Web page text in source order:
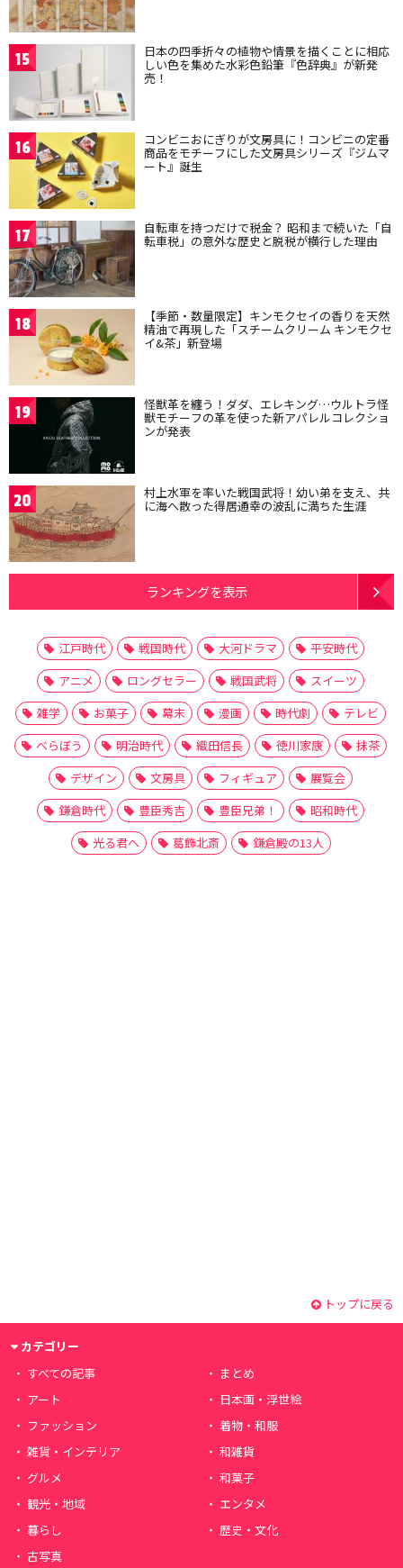
15 日本の四季折々の植物や情景を描くことに相応
しい色を集めた水彩色鉛筆『色辞典』が新発
売！
16 コンビニおにぎりが文房具に！コンビニの定番
商品をモチーフにした文房具シリーズ『ジムマ
ート』誕生
17 自転車を持つだけで税金？ 昭和まで続いた「自
転車税」の意外な歴史と脱税が横行した理由
18 【季節・数量限定】キンモクセイの香りを天然
精油で再現した「スチームクリーム キンモクセ
イ&茶」新登場
19 怪獣革を纏う！ダダ、エレキング…ウルトラ怪
獣モチーフの革を使った新アパレルコレクショ
ンが発表
20 村上水軍を率いた戦国武将！幼い弟を支え、共
に海へ散った得居通幸の波乱に満ちた生涯
ランキングを表示
江戸時代 戦国時代 大河ドラマ
平安時代
アニメ
ロングセラー 戦国武将
スイーツ
雑学
お菓子 幕末 漫画 時代劇
テレビ
べらぼう
明治時代 織田信長 徳川家康
抹茶
デザイン
文房具 フィギュア
展覧会
鎌倉時代
豊臣秀吉 豊臣兄弟！
昭和時代
光る君へ
葛飾北斎 鎌倉殿の13人
トップに戻る
カテゴリー
すべての記事
まとめ
アート
日本画・浮世絵
ファッション
着物・和服
雑貨・インテリア
和雑貨
グルメ
和菓子
観光・地域
エンタメ
暮らし
歴史・文化
古写真